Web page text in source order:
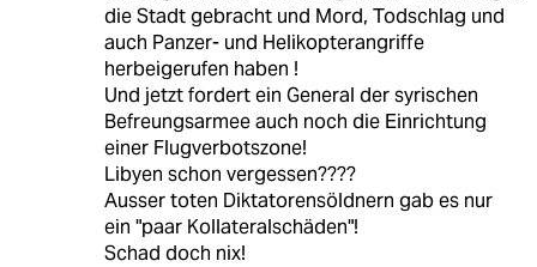
die Stadt gebracht und Mord, Todschlag und
auch Panzer- und Helikopterangriffe
herbeigerufen haben !
Und jetzt fordert ein General der syrischen
Befreungsarmee auch noch die Einrichtung
einer Flugverbotszone!
Libyen schon vergessen????
Ausser toten Diktatorensöldnern gab es nur
ein "paar Kollateralschäden"!
Schad doch nix!